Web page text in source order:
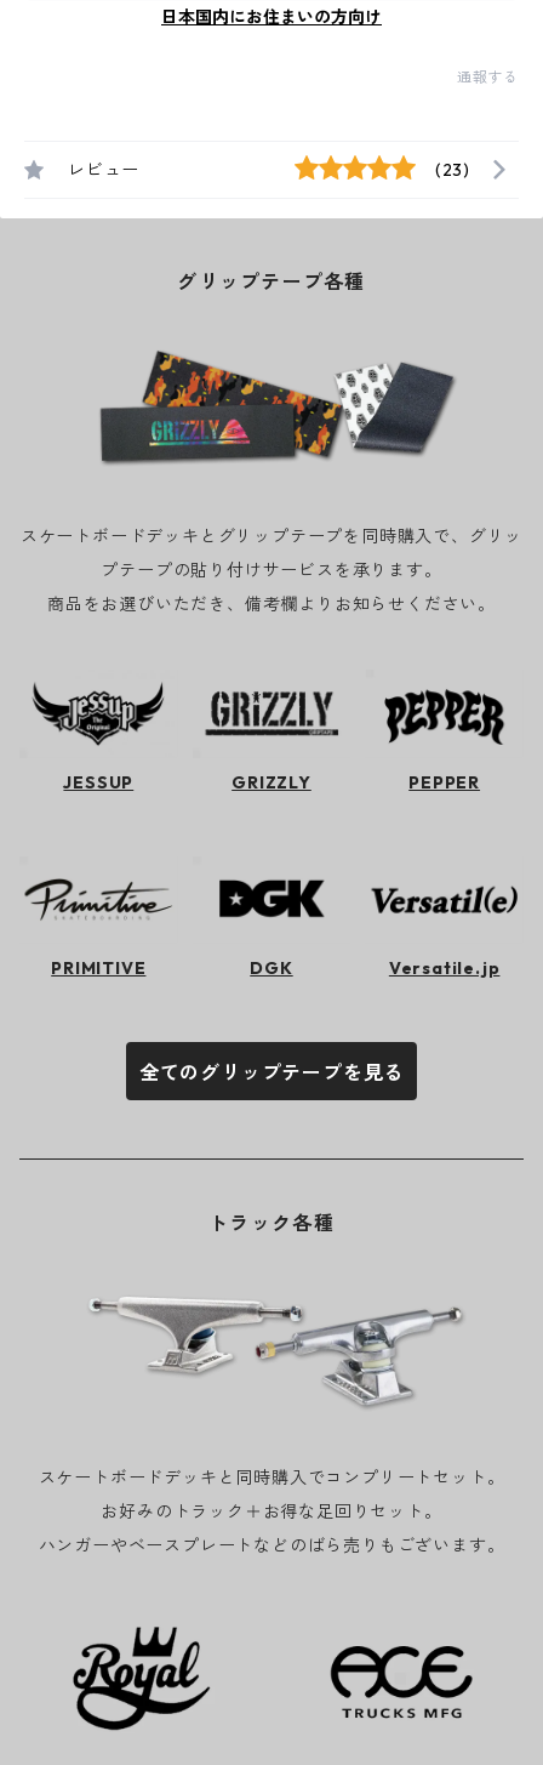
日本国内にお住まいの方向け
通報する
レビュー (23)
グリップテープ各種
スケートボードデッキとグリップテープを同時購入で、グリッ
プテープの貼り付けサービスを承ります。
商品をお選びいただき、備考欄よりお知らせください。
JESSUP GRIZZLY PEPPER
PRIMITIVE DGK Versatile.jp
全てのグリップテープを見る
トラック各種
スケートボードデッキと同時購入でコンプリートセット。
お好みのトラック＋お得な足回りセット。
ハンガーやベースプレートなどのばら売りもございます。